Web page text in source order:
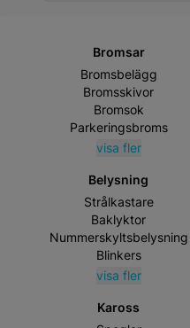
Bromsar
Bromsbelägg
Bromsskivor
Bromsok
Parkeringsbroms
visa fler
Belysning
Strålkastare
Baklyktor
Nummerskyltsbelysning
Blinkers
visa fler
Kaross